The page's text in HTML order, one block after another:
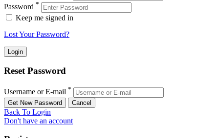
Password *
Keep me signed in
Lost Your Password?
Reset Password
Username or E-mail *
Back To Login
Don't have an account